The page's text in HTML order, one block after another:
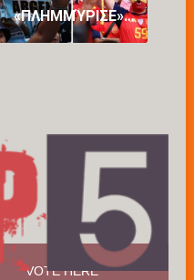
«ΠΛΗΜΜΎΡΙΣΕ» ΜΕ… ΤΡΕΛΑΜΈΝΟΥΣ ΑΡΓΕΝΤΙΝΟΎΣ ΚΑΙ ΙΣΠΑΝΟΎΣ Η ΝΈΑ ΥΌΡΚΗ ΕΝ ΌΨΕΙ ΤΟΥ ΜΕΓΆΛΟΥ ΤΕΛΙΚΟΎ
VOTE HERE